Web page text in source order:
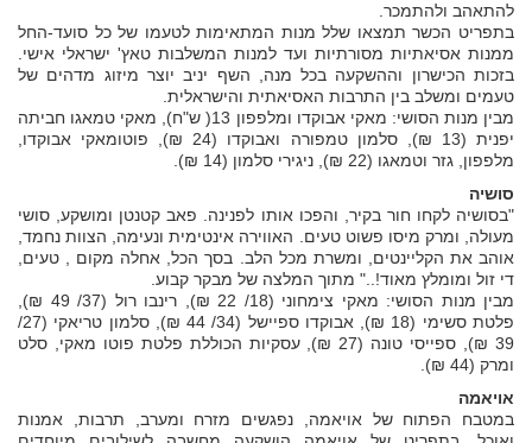
להתאהב ולהתמכר.
בתפריט הכשר תמצאו שלל מנות המתאימות לטעמו של כל סועד-החל
ממנות אסיאתיות מסורתיות ועד למנות המשלבות טאץ' ישראלי אישי.
בזכות הכישרון וההשקעה בכל מנה, השף יניב יוצר מיזוג מדהים של
טעמים ומשלב בין התרבות האסיאתית והישראלית.
מבין מנות הסושי: מאקי אבוקדו ומלפפון 13( ש"ח), מאקי טמאגו חביתה
יפנית (13 ₪), סלמון טמפורה ואבוקדו (24 ₪), פוטומאקי אבוקדו,
מלפפון, גזר וטמאגו (22 ₪), ניגירי סלמון (14 ₪).
סושיה
"בסושיה לקחו חור בקיר, והפכו אותו לפנינה. פאב קטנטן ומושקע, סושי
מעולה, ומרק מיסו פשוט טעים. האווירה אינטימית ונעימה, הצוות נחמד,
אוהב את הקליינטים, ומשרת מכל הלב. בסך הכל, אחלה מקום , טעים,
די זול ומומלץ מאוד!.." מתוך המלצה של מבקר קבוע.
מבין מנות הסושי: מאקי צימחוני (18/ 22 ₪), רינבו רול (37/ 49 ₪),
פלטת סשימי (18 ₪), אבוקדו ספיישל (34/ 44 ₪), סלמון טריאקי (27/
39 ₪), ספייסי טונה (27 ₪), עסקיות הכוללת פלטת פוטו מאקי, סלט
ומרק (44 ₪).
אויאמה
במטבח הפתוח של אויאמה, נפגשים מזרח ומערב, תרבות, אמנות